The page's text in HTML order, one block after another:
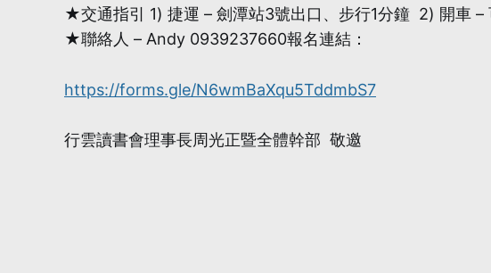
★交通指引 1) 捷運 – 劍潭站3號出口、步行1分鐘 2) 開車
★聯絡人 – Andy 0939237660報名連結：
https://forms.gle/N6wmBaXqu5TddmbS7
行雲讀書會理事長周光正暨全體幹部 敬邀